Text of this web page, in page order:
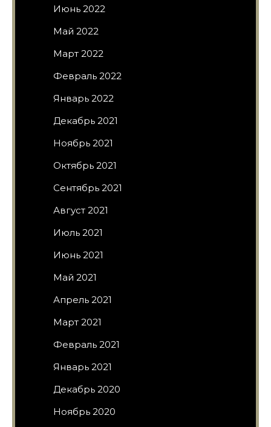
Июнь 2022
Май 2022
Март 2022
Февраль 2022
Январь 2022
Декабрь 2021
Ноябрь 2021
Октябрь 2021
Сентябрь 2021
Август 2021
Июль 2021
Июнь 2021
Май 2021
Апрель 2021
Март 2021
Февраль 2021
Январь 2021
Декабрь 2020
Ноябрь 2020